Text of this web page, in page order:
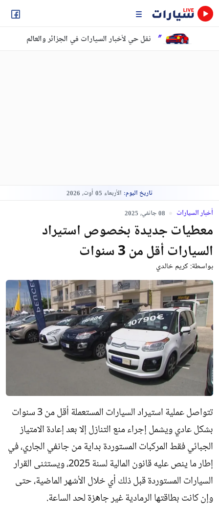
نقل حي لأخبار السيارات في الجزائر والعالم
تاريخ اليوم: الأربعاء 05 أوت, 2026
أخبار السيارات 08 جانفي, 2025
معطيات جديدة بخصوص استيراد
السيارات أقل من 3 سنوات
بواسطة:كريم خالدي
تتواصل عملية استيراد السيارات المستعملة أقل من 3 سنوات
بشكل عادي ويشمل إجراء منع التنازل إلا بعد إعادة الامتياز
الجبائي فقط المركبات المستوردة بداية من جانفي الجاري، في
إطار ما ينص عليه قانون المالية لسنة 2025، ويستثنى القرار
السيارات المستوردة قبل ذلك أي خلال الأشهر الماضية، حتى
وإن كانت بطاقتها الرمادية غير جاهزة لحد الساعة.